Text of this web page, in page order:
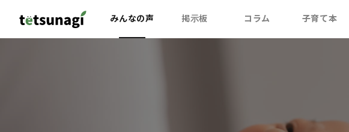
みんなの声 掲示板 コラム 子育て本